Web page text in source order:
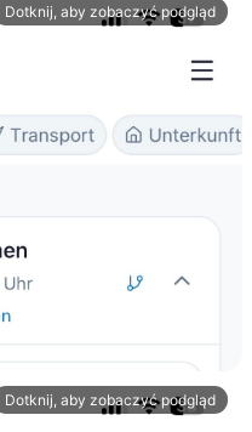
na żywo.
to od razu.
Dotknij, aby zobaczyć podgląd
Dotknij, aby zobaczyć podgląd